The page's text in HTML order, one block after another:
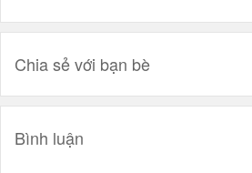
Chia sẻ với bạn bè
Bình luận